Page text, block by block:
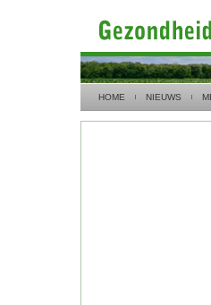
HOME NIEUWS